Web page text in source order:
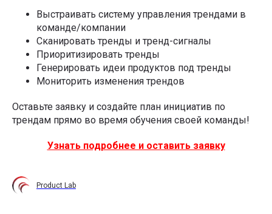
Выстраивать систему управления трендами в
команде/компании
Сканировать тренды и тренд-сигналы
Приоритизировать тренды
Генерировать идеи продуктов под тренды
Мониторить изменения трендов
Оставьте заявку и создайте план инициатив по
трендам прямо во время обучения своей команды!
Узнать подробнее и оставить заявку
Product Lab